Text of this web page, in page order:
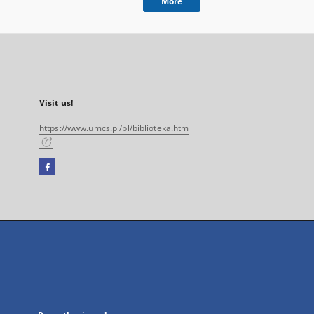
Visit us!
https://www.umcs.pl/pl/biblioteka.htm
Facebook
open